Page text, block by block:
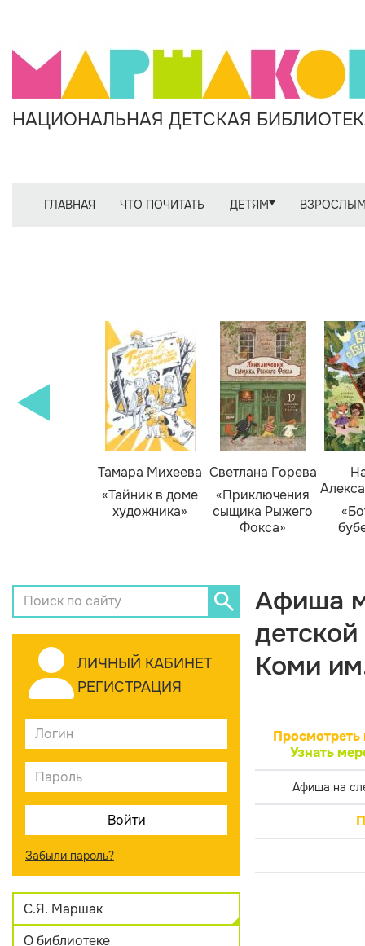
НАЦИОНАЛЬНАЯ ДЕТСКАЯ
ГЛАВНАЯ ЧТО ПОЧИТАТЬ ДЕТЯМ
Тамара Михеева
«Тайник в доме
художника»
Светлана Горева
«Приключения
сыщика Рыжего
Фокса»
ЛИЧНЫЙ КАБИНЕТ
РЕГИСТРАЦИЯ
Забыли пароль?
С.Я. Маршак
О библиотеке
Афиша
Коми
Просмотреть
Узнать
Афиша на